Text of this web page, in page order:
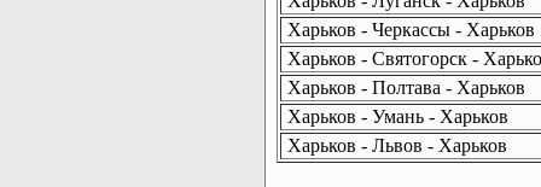
Харьков - Черкассы - Харьков
Харьков - Святогорск -
Харьков - Полтава - Харьков
Харьков - Умань - Харьков
Харьков - Львов - Харьков